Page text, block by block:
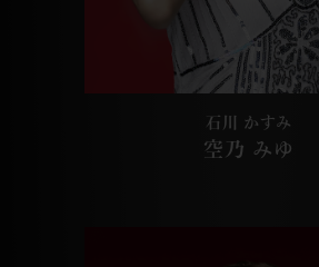
石川 かすみ
空乃 みゆ